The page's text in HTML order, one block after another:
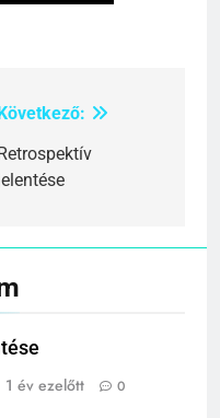
1 év ezelőtt 0